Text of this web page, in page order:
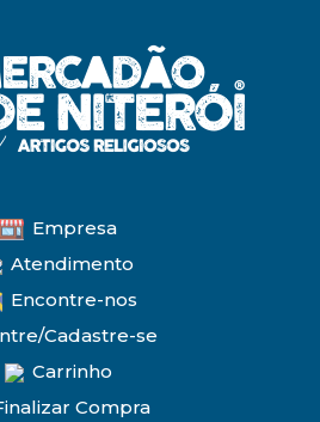
Empresa
Atendimento
Encontre-nos
Cadastre-se
Carrinho
Compra